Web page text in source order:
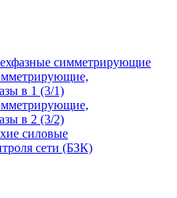
симметрирующие
в 1 (3/1)
в 2 (3/2)
силовые
сети (БЗК)